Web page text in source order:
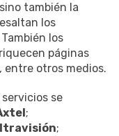
también la
los
los
páginas
entre otros medios.
se
;
;